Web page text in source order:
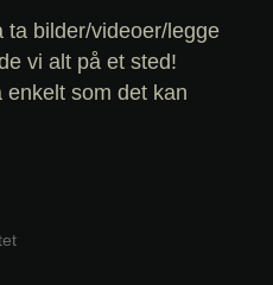
ta bilder/videoer/legge
vi alt på et sted!
enkelt som det kan